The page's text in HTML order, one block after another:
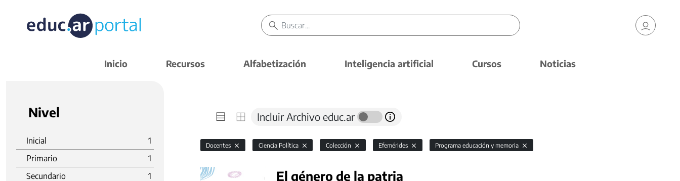
Inicio Recursos Alfabetización Inteligencia artificial Cursos Noticias
Nivel
Inicial
1
Primario
1
Secundario
1
Incluir Archivo educ.ar
Docentes Ciencia Política Colección Efemérides Programa educación y memoria
El género de la patria